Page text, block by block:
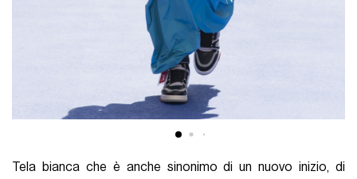
Tela bianca che è anche sinonimo di un nuovo inizio, di